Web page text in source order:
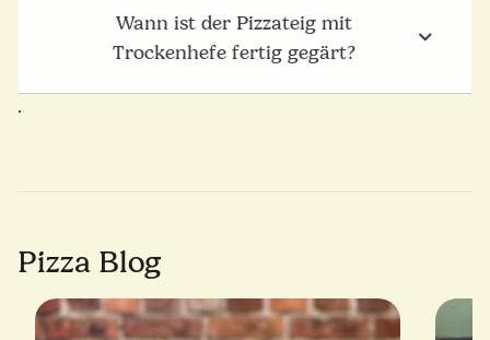
Wann ist der Pizzateig mit
Trockenhefe fertig gegärt?
.
Pizza Blog